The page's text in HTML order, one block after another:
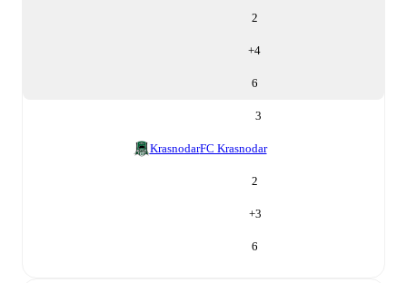
2
+4
6
3
KrasnodarFC Krasnodar
2
+3
6